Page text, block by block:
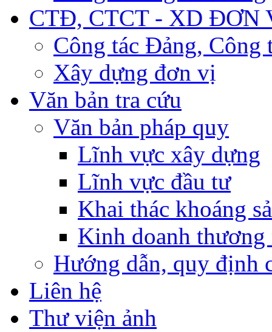
CTĐ, CTCT - XD ĐƠN
Công tác Đảng, Công
Xây dựng đơn vị
Văn bản tra cứu
Văn bản pháp quy
Lĩnh vực xây dựng
Lĩnh vực đầu tư
Khai thác khoáng
Kinh doanh thương
Hướng dẫn, quy định
Liên hệ
Thư viện ảnh